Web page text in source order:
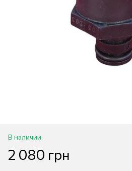
В наличии
2 080 грн